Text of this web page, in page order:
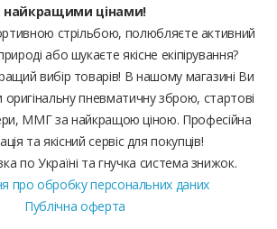
найкращими цінами!
стрільбою, полюбляєте активний
або шукаєте якісне екіпірування?
вибір товарів! В нашому магазині Ви
пневматичну зброю, стартові
ММГ за найкращою ціною. Професійна
та якісний сервіс для покупців!
по Україні та гнучка система знижок.
про обробку персональних даних
Публічна оферта